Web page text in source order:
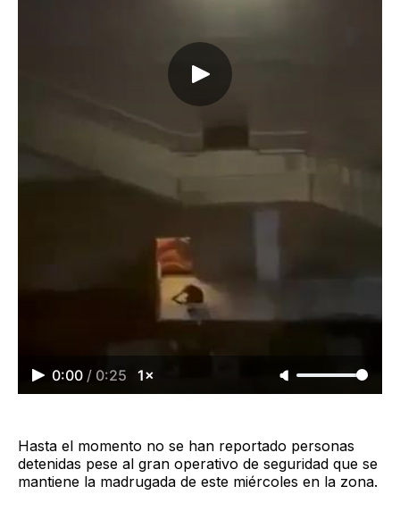
0:00 / 0:25 1×
Hasta el momento no se han reportado personas
detenidas pese al gran operativo de seguridad que se
mantiene la madrugada de este miércoles en la zona.